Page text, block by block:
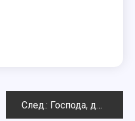
След.: Господа, делаем ставки, букмекерская контора — самые высокие коэффициенты доходности клиента!